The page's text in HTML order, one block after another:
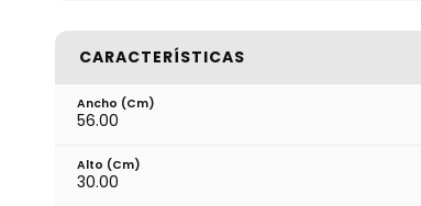
CARACTERÍSTICAS
Ancho (cm)
56.00
Alto (cm)
30.00